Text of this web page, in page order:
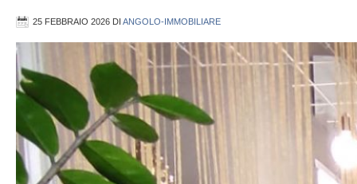
25 FEBBRAIO 2026 DI ANGOLO-IMMOBILIARE